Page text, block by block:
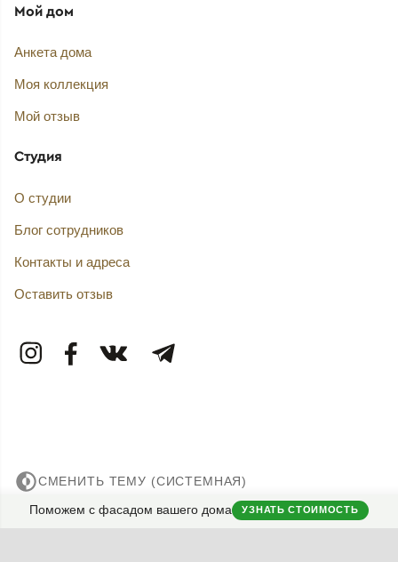
Поможем с фасадом вашего дома УЗНАТЬ СТОИМОСТЬ
Мой дом
Анкета дома
Моя коллекция
Мой отзыв
Студия
О студии
Блог сотрудников
Контакты и адреса
Оставить отзыв
СМЕНИТЬ ТЕМУ (СИСТЕМНАЯ)
© 2007——2026 Дизайн-Капитал.